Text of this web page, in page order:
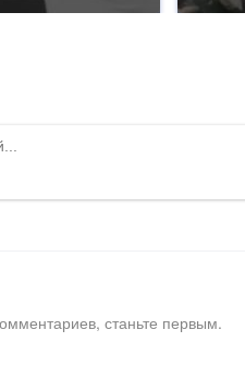
станьте первым.